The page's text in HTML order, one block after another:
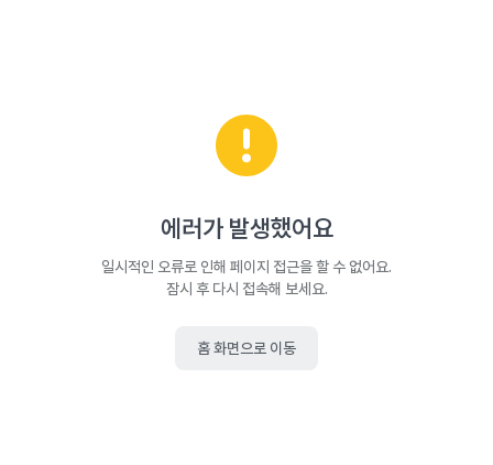
에러가 발생했어요
일시적인 오류로 인해 페이지 접근을 할 수 없어요.
잠시 후 다시 접속해 보세요.
홈 화면으로 이동